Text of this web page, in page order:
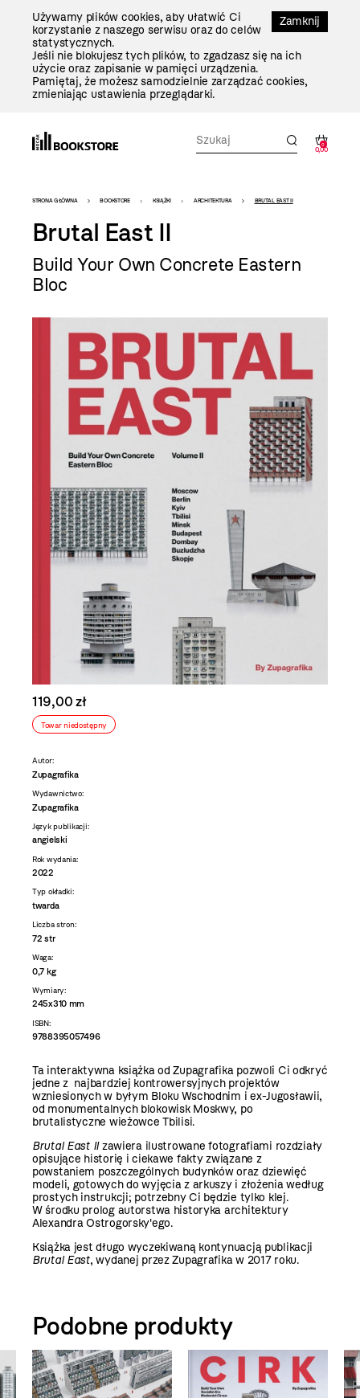
Zamknij
Używamy plików cookies, aby ułatwić Ci
korzystanie z naszego serwisu oraz do celów
statystycznych.
Jeśli nie blokujesz tych plików, to zgadzasz się na ich
użycie oraz zapisanie w pamięci urządzenia.
Pamiętaj, że możesz samodzielnie zarządzać cookies,
zmieniając ustawienia przeglądarki.
0
0,00
Bookstore
-
szablon
szczegóły
STRONA GŁÓWNA BOOKSTORE KSIĄŻKI ARCHITEKTURA BRUTAL EAST II
Brutal East II
Build Your Own Concrete Eastern
Bloc
119,00 zł
Towar niedostępny
Autor:
Zupagrafika
Wydawnictwo:
Zupagrafika
Język publikacji:
angielski
Rok wydania:
2022
Typ okładki:
twarda
Liczba stron:
72 str
Waga:
0,7 kg
Wymiary:
245x310 mm
ISBN:
9788395057496
Ta interaktywna książka od Zupagrafika pozwoli Ci odkryć
jedne z najbardziej kontrowersyjnych projektów
wzniesionych w byłym Bloku Wschodnim i ex-Jugosławii,
od monumentalnych blokowisk Moskwy, po
brutalistyczne wieżowce Tbilisi.
Brutal East IIzawiera ilustrowane fotografiami rozdziały
opisujące historię i ciekawe fakty związane z
powstaniem poszczególnych budynków oraz dziewięć
modeli, gotowych do wyjęcia z arkuszy i złożenia według
prostych instrukcji; potrzebny Ci będzie tylko klej.
W środku prolog autorstwa historyka architektury
Alexandra Ostrogorsky'ego.
Książka jest długo wyczekiwaną kontynuacją publikacji
Brutal East, wydanej przez Zupagrafika w 2017 roku.
Podobne produkty